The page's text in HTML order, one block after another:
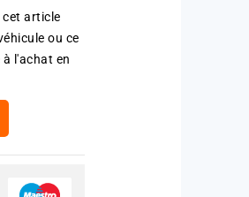
cet article
ou ce
l'achat en